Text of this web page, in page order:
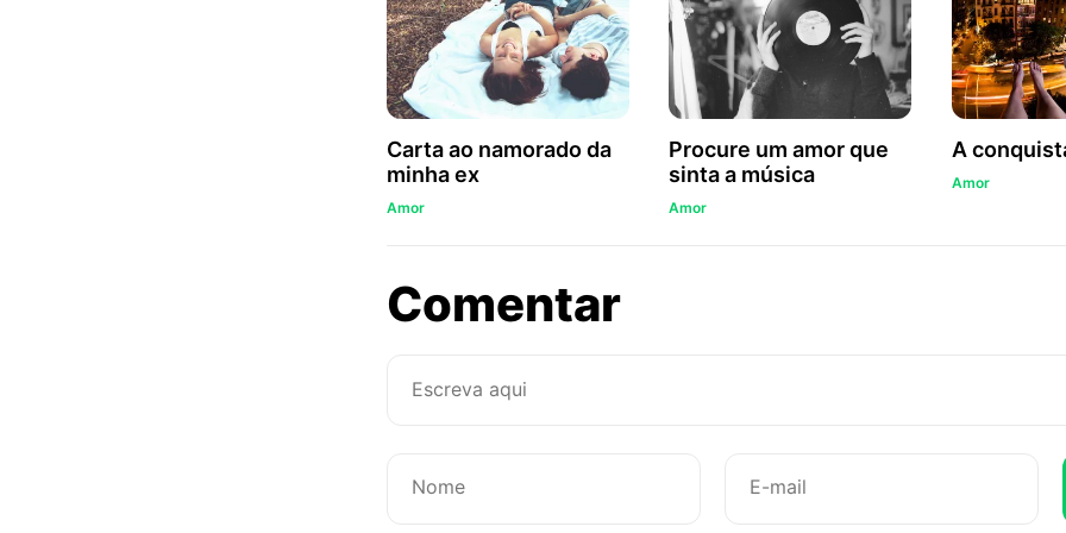
Carta ao namorado da
minha ex
Amor
Procure um amor que
sinta a música
Amor
A
Amor
Comentarsobre